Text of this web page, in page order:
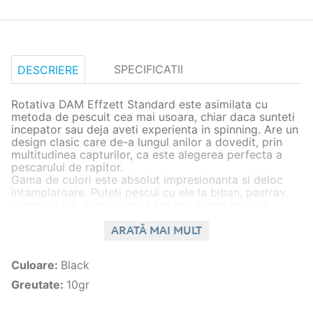
DESCRIERE SPECIFICATII
Rotativa DAM Effzett Standard este asimilata cu
metoda de pescuit cea mai usoara, chiar daca sunteti
incepator sau deja aveti experienta in spinning. Are un
design clasic care de-a lungul anilor a dovedit, prin
multitudinea capturilor, ca este alegerea perfecta a
pescarului de rapitor.
Gama de culori este absolut impresionanta si deloc
intamplatoare. Puteti pescui cu ele la biban, pastrav,
simplu Delta Dunarii. Increderea pescarului in naluca
si 10gr.
Caracteristici generale
ARATĂ MAI MULT
Culoare: Black
Greutate: 10gr